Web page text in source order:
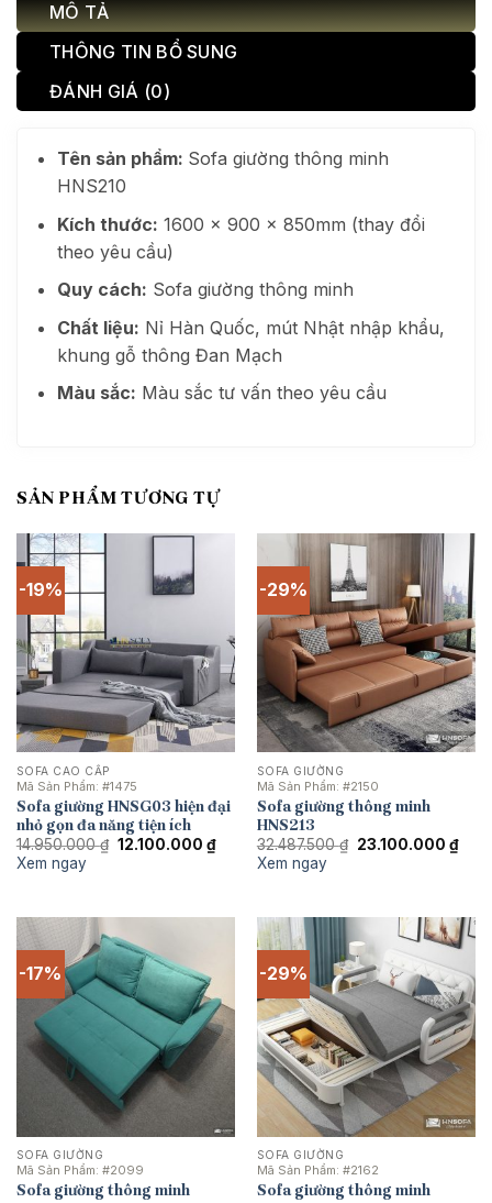
MÔ TẢ
THÔNG TIN BỔ SUNG
ĐÁNH GIÁ (0)
Tên sản phẩm: Sofa giường thông minh
HNS210
Kích thước: 1600 x 900 x 850mm (thay đổi
theo yêu cầu)
Quy cách: Sofa giường thông minh
Chất liệu: Nỉ Hàn Quốc, mút Nhật nhập khẩu,
khung gỗ thông Đan Mạch
Màu sắc: Màu sắc tư vấn theo yêu cầu
SẢN PHẨM TƯƠNG TỰ
-19%
SOFA CAO CẤP
Mã Sản Phẩm: #1475
Sofa giường HNSG03 hiện đại
nhỏ gọn đa năng tiện ích
14.950.000₫ Giá
12.100.000 ₫Giá
hiện
Xem ngay
-29%
SOFA GIƯỜNG
Mã Sản Phẩm: #2150
Sofa giường thông minh
HNS213
32.487.500₫ Giá
23.100.000 ₫Giá
hiện
Xem ngay
-17%
SOFA GIƯỜNG
Mã Sản Phẩm: #2099
Sofa giường thông minh
-29%
SOFA GIƯỜNG
Mã Sản Phẩm: #2162
Sofa giường thông minh